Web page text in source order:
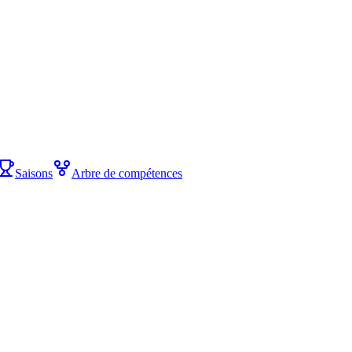
Saisons Arbre de compétences